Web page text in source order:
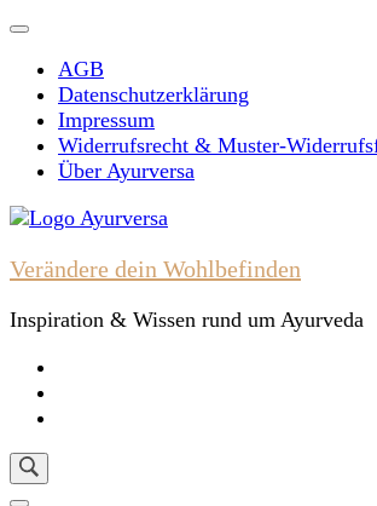
Skip
content
(Press
Enter)
AGB
Datenschutzerklärung
Impressum
Widerrufsrecht & Muster-
Über Ayurversa
Verändere dein Wohlbefinden
Inspiration & Wissen rund um Ayurveda